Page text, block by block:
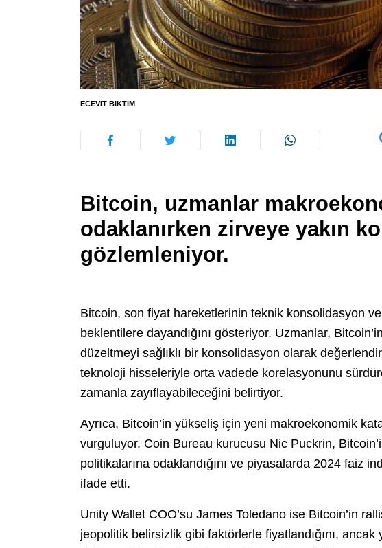
ECEVIT BIKTIM
Bitcoin, uzmanlar
odaklanırken zirveye yakın
gözlemleniyor.
Bitcoin, son fiyat hareketlerinin teknik konsolidasyon
beklentilere dayandığını gösteriyor. Uzmanlar,
düzeltmeyi sağlıklı bir konsolidasyon olarak
teknoloji hisseleriyle orta vadede korelasyonunu
zamanla zayıflayabileceğini belirtiyor.
Ayrıca, Bitcoin’in yükseliş için yeni makroekonomik
vurguluyor. Coin Bureau kurucusu Nic Puckrin,
politikalarına odaklandığını ve piyasalarda 2024 faiz
ifade etti.
Unity Wallet COO’su James Toledano ise Bitcoin’in
jeopolitik belirsizlik gibi faktörlerle fiyatlandığını,